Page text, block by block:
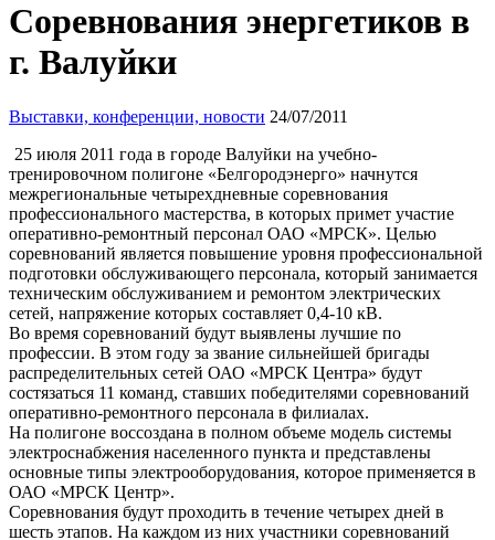
Соревнования энергетиков в
г. Валуйки
Выставки, конференции, новости 24/07/2011
25 июля 2011 года в городе Валуйки на учебно-
тренировочном полигоне «Белгородэнерго» начнутся
межрегиональные четырехдневные соревнования
профессионального мастерства, в которых примет участие
оперативно-ремонтный персонал ОАО «МРСК». Целью
соревнований является повышение уровня профессиональной
подготовки обслуживающего персонала, который занимается
техническим обслуживанием и ремонтом электрических
сетей, напряжение которых составляет 0,4-10 кВ.
Во время соревнований будут выявлены лучшие по
профессии. В этом году за звание сильнейшей бригады
распределительных сетей ОАО «МРСК Центра» будут
состязаться 11 команд, ставших победителями соревнований
оперативно-ремонтного персонала в филиалах.
На полигоне воссоздана в полном объеме модель системы
электроснабжения населенного пункта и представлены
основные типы электрооборудования, которое применяется в
ОАО «МРСК Центр».
Соревнования будут проходить в течение четырех дней в
шесть этапов. На каждом из них участники соревнований